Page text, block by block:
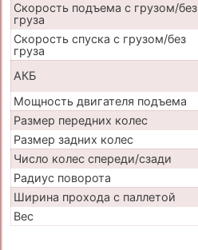
Скорость подъема с грузом/без
груза
Скорость спуска с грузом/без
груза
АКБ
Мощность двигателя подъема
Размер передних колес
Размер задних колес
Число колес спереди/сзади
Радиус поворота
Ширина прохода с паллетой
Вес